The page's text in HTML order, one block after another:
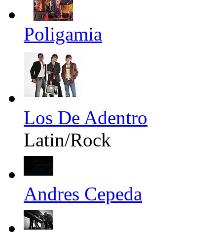
Poligamia
Los De Adentro
Latin/Rock
Andres Cepeda